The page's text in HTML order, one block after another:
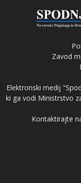
Zavod
Elektronski medij
ki ga vodi Ministrstvo
Kontaktirajte